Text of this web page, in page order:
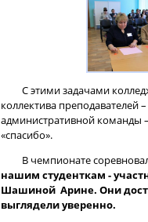
С этими задачами
коллектива
административной команды
«спасибо».
В чемпионате
нашим студенткам -
Шашиной Арине. Они
выглядели уверенно.